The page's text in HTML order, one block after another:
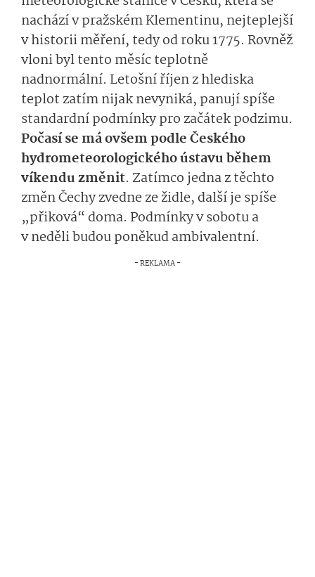
nachází v pražském Klementinu, nejteplejší
v historii měření, tedy od roku 1775. Rovněž
vloni byl tento měsíc teplotně
nadnormální. Letošní říjen z hlediska
teplot zatím nijak nevyniká, panují spíše
standardní podmínky pro začátek podzimu.
Počasí se má ovšem podle Českého
hydrometeorolo­gického ústavu během
víkendu změnit. Zatímco jedna z těchto
změn Čechy zvedne ze židle, další je spíše
„přiková“ doma. Podmínky v sobotu a
v neděli budou poněkud ambivalentní.